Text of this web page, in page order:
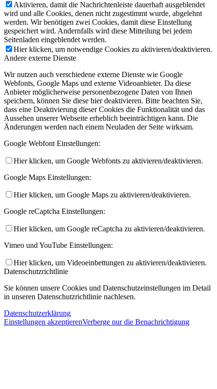
Aktivieren, damit die Nachrichtenleiste dauerhaft ausgeblendet
wird und alle Cookies, denen nicht zugestimmt wurde, abgelehnt
werden. Wir benötigen zwei Cookies, damit diese Einstellung
gespeichert wird. Andernfalls wird diese Mitteilung bei jedem
Seitenladen eingeblendet werden.
Hier klicken, um notwendige Cookies zu aktivieren/deaktivieren.
Andere externe Dienste
Wir nutzen auch verschiedene externe Dienste wie Google
Webfonts, Google Maps und externe Videoanbieter. Da diese
Anbieter möglicherweise personenbezogene Daten von Ihnen
speichern, können Sie diese hier deaktivieren. Bitte beachten Sie,
dass eine Deaktivierung dieser Cookies die Funktionalität und das
Aussehen unserer Webseite erheblich beeinträchtigen kann. Die
Änderungen werden nach einem Neuladen der Seite wirksam.
Google Webfont Einstellungen:
Hier klicken, um Google Webfonts zu aktivieren/deaktivieren.
Google Maps Einstellungen:
Hier klicken, um Google Maps zu aktivieren/deaktivieren.
Google reCaptcha Einstellungen:
Hier klicken, um Google reCaptcha zu aktivieren/deaktivieren.
Vimeo und YouTube Einstellungen:
Hier klicken, um Videoeinbettungen zu aktivieren/deaktivieren.
Datenschutzrichtlinie
Sie können unsere Cookies und Datenschutzeinstellungen im Detail
in unseren Datenschutzrichtlinie nachlesen.
Datenschutzerklärung
Einstellungen akzeptierenVerberge nur die Benachrichtigung